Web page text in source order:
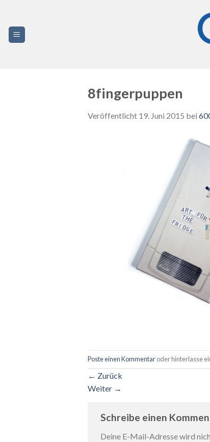
springen
8fingerpuppen
Veröffentlicht 19. Juni 2015 bei
Poste einen Kommentaroder hinterlasse
← Zurück
Weiter →
Schreibe einen
Deine E-Mail-Adresse wird